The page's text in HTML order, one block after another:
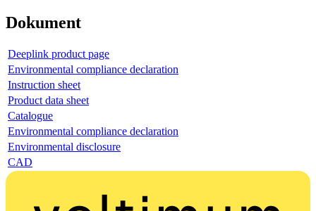
Dokument
Deeplink product page
Environmental compliance declaration
Instruction sheet
Product data sheet
Catalogue
Environmental compliance declaration
Environmental disclosure
CAD